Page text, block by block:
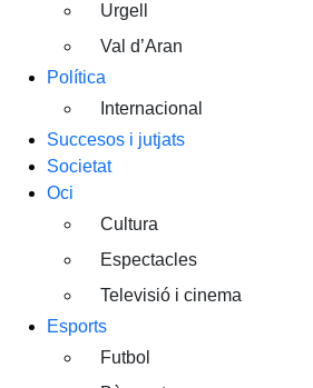
Urgell
Val d’Aran
Política
Internacional
Succesos i jutjats
Societat
Oci
Cultura
Espectacles
Televisió i cinema
Esports
Futbol